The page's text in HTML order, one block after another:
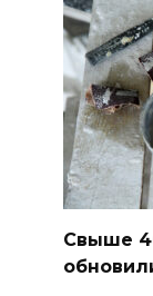
Свыше